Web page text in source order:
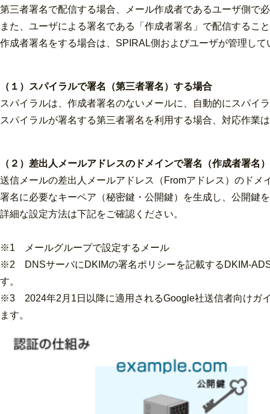
第三者署名で配信する場合、メール作成者であるユーザ側で
また、ユーザによる署名である「作成者署名」で配信するこ
作成者署名をする場合は、SPIRAL側およびユーザが管理し
（１）スパイラルで署名（第三者署名）する場合
スパイラルは、作成者署名のないメールに、自動的にスパイ
スパイラルが署名する第三者署名を利用する場合、対応作業
（２）差出人メールアドレスのドメインで署名（作成者署名
送信メールの差出人メールアドレス（Fromアドレス）のド
署名に必要なキーペア（秘密鍵・公開鍵）を生成し、公開鍵
詳細な設定方法は下記をご確認ください。
※1 メールグループで設定するメール
※2 DNSサーバにDKIMの署名ポリシーを記載するDKIM-
す。
※3 2024年2月1日以降に適用されるGoogle社送信者向けガ
ます。